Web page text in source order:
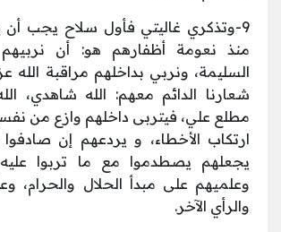
9-وتذكري غاليتي فأول سلاح يجب أن
منذ نعومة أظفارهم هو: أن
السليمة، ونربي بداخلهم مراقبة الله
شعارنا الدائم معهم: الله شاهدي،
مطلع علي، فيتربى داخلهم وازع من
ارتكاب الأخطاء، و يردعهم إن
يجعلهم يصطدموا مع ما تربوا
وعلميهم على مبدأ الحلال والحرام،
والرأي الآخر.